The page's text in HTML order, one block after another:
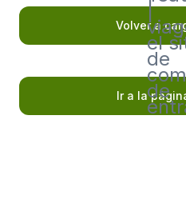
|
el
de
de
Volver a
Ir a la